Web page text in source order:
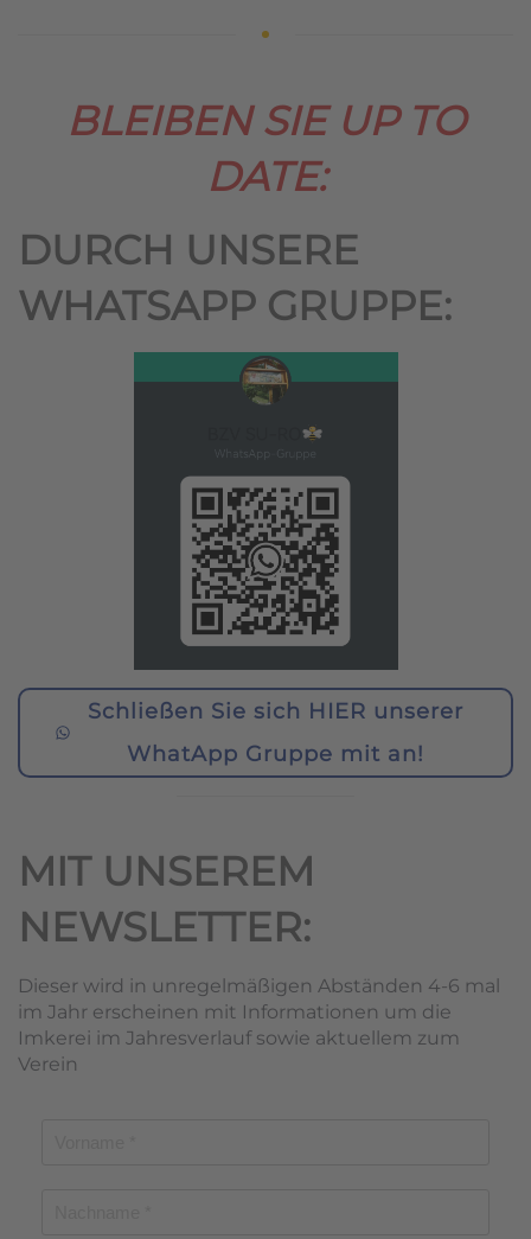
BLEIBEN SIE UP TO
DATE:
DURCH UNSERE
WHATSAPP GRUPPE:
Schließen Sie sich HIER unserer
WhatApp Gruppe mit an!
MIT UNSEREM
NEWSLETTER:
Dieser wird in unregelmäßigen Abständen 4-6 mal
im Jahr erscheinen mit Informationen um die
Imkerei im Jahresverlauf sowie aktuellem zum
Verein